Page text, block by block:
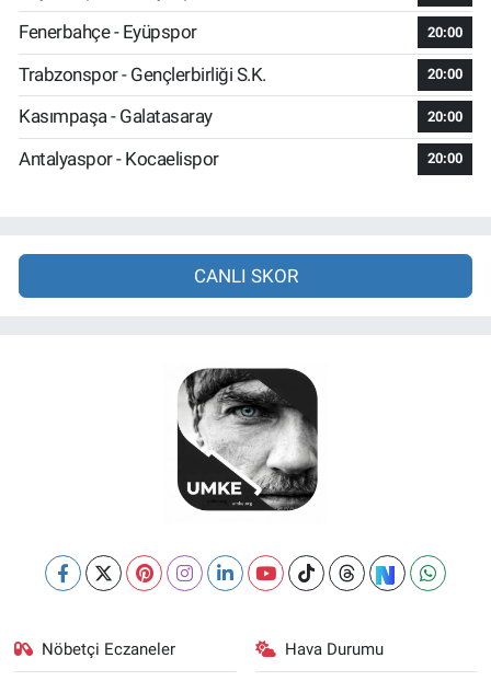
Fenerbahçe - Eyüpspor 20:00
Trabzonspor - Gençlerbirliği S.K. 20:00
Kasımpaşa - Galatasaray 20:00
Antalyaspor - Kocaelispor 20:00
CANLI SKOR
Nöbetçi Eczaneler Hava Durumu